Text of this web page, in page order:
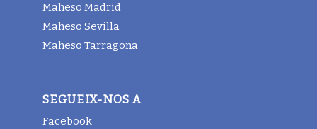
Maheso Madrid
Maheso Sevilla
Maheso Tarragona
SEGUEIX-NOS A
Facebook